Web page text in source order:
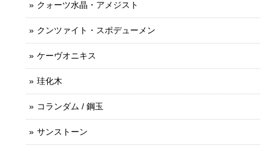
クォーツ水晶・アメジスト
クンツァイト・スポデューメン
ケーヴオニキス
珪化木
コランダム / 鋼玉
サンストーン